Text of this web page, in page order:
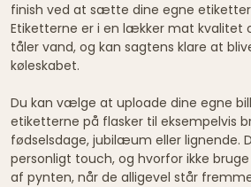
finish ved at sætte dine egne etiketter
Etiketterne er i en lækker mat kvalitet
tåler vand, og kan sagtens klare at
køleskabet.
Du kan vælge at uploade dine egne
etiketterne på flasker til eksempelvis
fødselsdage, jubilæum eller lignende.
personligt touch, og hvorfor ikke
af pynten, når de alligevel står